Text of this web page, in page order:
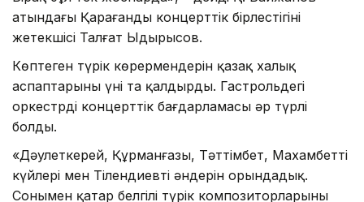
атындағы Қарағанды концерттік бірлестігінің
жетекшісі Талғат Ыдырысов.
Көптеген түрік көрермендерін қазақ халық
аспаптарының үні таң қалдырды. Гастрольдегі
оркестрдің концерттік бағдарламасы әр түрлі
болды.
«Дәулеткерей, Құрманғазы, Тәттімбет, Махамбеттің
күйлері мен Тілендиевтің әндерін орындадық.
Сонымен қатар белгілі түрік композиторларының